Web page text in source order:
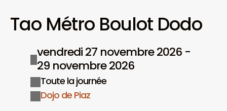
Tao Métro Boulot Dodo
vendredi 27 novembre 2026 -
29 novembre 2026
Toute la journée
Dojo de Piaz